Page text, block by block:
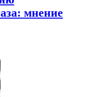
мнение